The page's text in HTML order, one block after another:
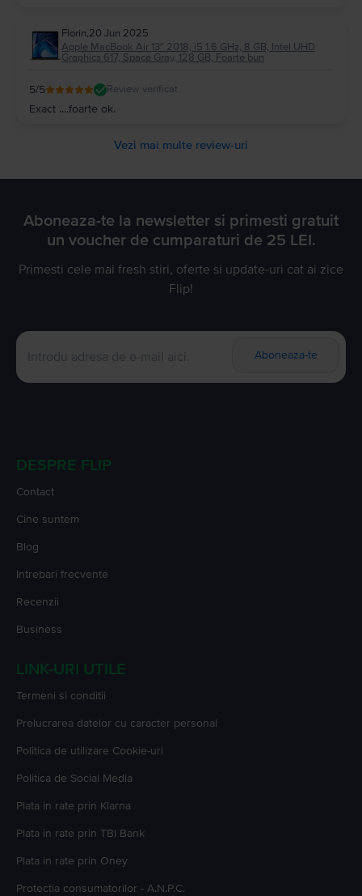
Florin,20 Jun 2025
Apple MacBook Air 13″ 2018, i5 1.6 GHz, 8 GB, Intel UHD
Graphics 617, Space Gray, 128 GB, Foarte bun
5/5 Review verificat
Exact ....foarte ok.
Vezi mai multe review-uri
Aboneaza-te la newsletter si primesti gratuit
un voucher de cumparaturi de 25 LEI.
Primesti cele mai fresh stiri, oferte si update-uri cat ai zice
Flip!
Aboneaza-te
DESPRE FLIP
Contact
Cine suntem
Blog
Intrebari frecvente
Recenzii
Business
LINK-URI UTILE
Termeni si conditii
Prelucrarea datelor cu caracter personal
Politica de utilizare Cookie-uri
Politica de Social Media
Plata in rate prin Klarna
Plata in rate prin TBI Bank
Plata in rate prin Oney
Protectia consumatorilor - A.N.P.C.